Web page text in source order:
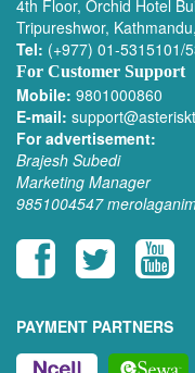
4th Floor, Orchid Hotel
Tripureshwor,
Tel: (+977) 01-5315101/
For Customer Support
Mobile: 9801000860
E-mail:
For advertisement:
Brajesh Subedi
Marketing Manager
9851004547
PAYMENT PARTNERS